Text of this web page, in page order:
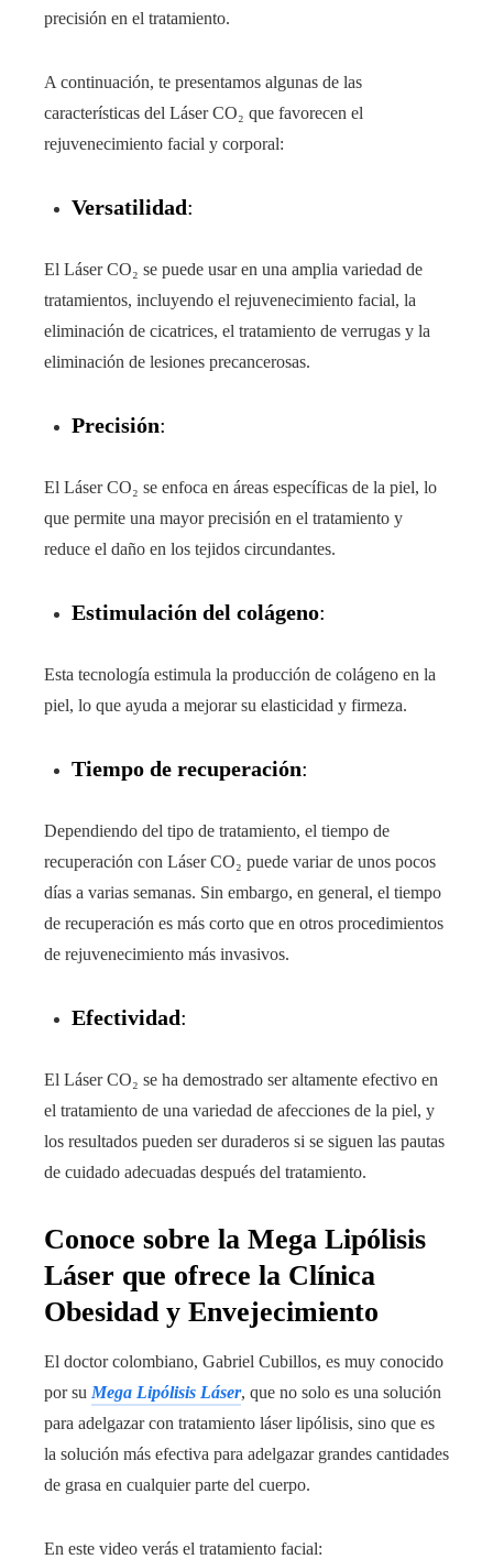
precisión en el tratamiento.
A continuación, te presentamos algunas de las
características del Láser CO₂ que favorecen el
rejuvenecimiento facial y corporal:
Versatilidad:
El Láser CO₂ se puede usar en una amplia variedad de
tratamientos, incluyendo el rejuvenecimiento facial, la
eliminación de cicatrices, el tratamiento de verrugas y la
eliminación de lesiones precancerosas.
Precisión:
El Láser CO₂ se enfoca en áreas específicas de la piel, lo
que permite una mayor precisión en el tratamiento y
reduce el daño en los tejidos circundantes.
Estimulación del colágeno:
Esta tecnología estimula la producción de colágeno en la
piel, lo que ayuda a mejorar su elasticidad y firmeza.
Tiempo de recuperación:
Dependiendo del tipo de tratamiento, el tiempo de
recuperación con Láser CO₂ puede variar de unos pocos
días a varias semanas. Sin embargo, en general, el tiempo
de recuperación es más corto que en otros procedimientos
de rejuvenecimiento más invasivos.
Efectividad:
El Láser CO₂ se ha demostrado ser altamente efectivo en
el tratamiento de una variedad de afecciones de la piel, y
los resultados pueden ser duraderos si se siguen las pautas
de cuidado adecuadas después del tratamiento.
Conoce sobre la Mega Lipólisis
Láser que ofrece la Clínica
Obesidad y Envejecimiento
El doctor colombiano, Gabriel Cubillos, es muy conocido
por su Mega Lipólisis Láser, que no solo es una solución
para adelgazar con tratamiento láser lipólisis, sino que es
la solución más efectiva para adelgazar grandes cantidades
de grasa en cualquier parte del cuerpo.
En este video verás el tratamiento facial: